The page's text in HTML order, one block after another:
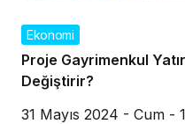
Ekonomi
Proje Gayrimenkul
Değiştirir?
31 Mayıs 2024 - Cum -